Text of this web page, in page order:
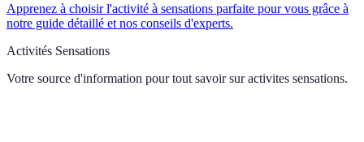
Apprenez à choisir l'activité à sensations parfaite pour vous grâce à
notre guide détaillé et nos conseils d'experts.
Activités Sensations
Votre source d'information pour tout savoir sur activites sensations.